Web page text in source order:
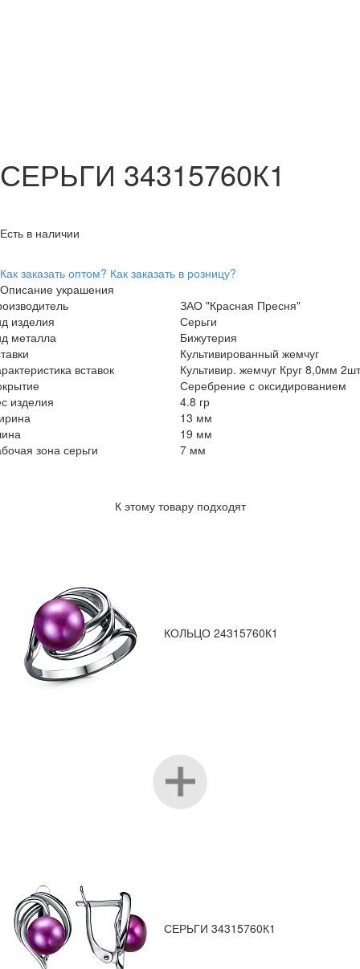
СЕРЬГИ 34315760К1
Есть в наличии
Как заказать оптом? Как заказать в розницу?
Описание украшения
ЗАО "Красная Пресня"
изделия
Серьги
металла
Бижутерия
Культивированный жемчуг
вставок
Культивир. жемчуг Круг 8,0мм 2шт
Серебрение с оксидированием
изделия
4.8 гр
13 мм
19 мм
зона серьги
7 мм
К этому товару подходят
КОЛЬЦО 24315760К1
СЕРЬГИ 34315760К1